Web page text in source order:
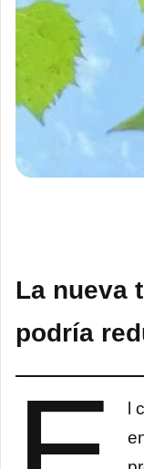
La nueva
podría
l